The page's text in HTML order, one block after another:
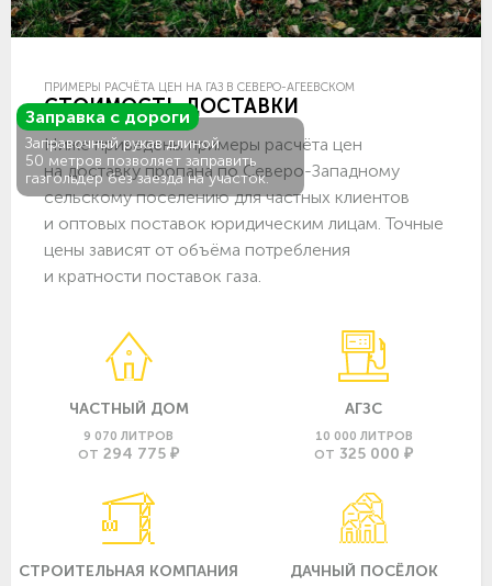
Заправка с дороги
Заправочный рукав длиной
50 метров позволяет заправить
газгольдер без заезда на участок.
ПРИМЕРЫ РАСЧЁТА ЦЕН НА ГАЗ В СЕВЕРО-АГЕЕВСКОМ
СТОИМОСТЬ ДОСТАВКИ
Ниже приведены примеры расчёта цен
на доставку пропана по Северо-Западному
сельскому поселению для частных клиентов
и оптовых поставок юридическим лицам. Точные
цены зависят от объёма потребления
и кратности поставок газа.
ЧАСТНЫЙ ДОМ
9 070 ЛИТРОВ
ОТ 294 775 ₽
АГЗС
10 000 ЛИТРОВ
ОТ 325 000 ₽
СТРОИТЕЛЬНАЯ КОМПАНИЯ ДАЧНЫЙ ПОСЁЛОК